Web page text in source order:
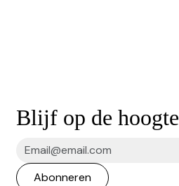
Blijf op de hoogte